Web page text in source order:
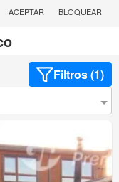
ACEPTAR
BLOQUEAR
Filtros (1)